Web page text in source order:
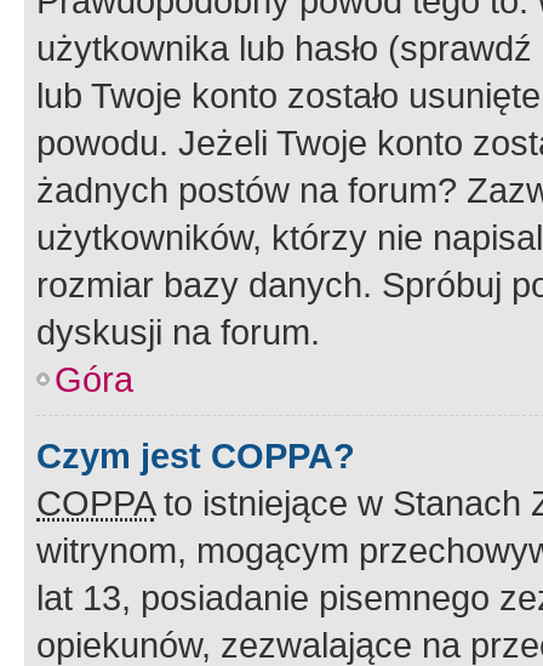
użytkownika lub hasło
lub Twoje konto zostało
powodu. Jeżeli Twoje konto
żadnych postów na forum?
użytkowników, którzy nie
rozmiar bazy danych. Spróbuj
dyskusji na forum.
Góra
Czym jest COPPA?
COPPAto istniejące w Stanach
witrynom, mogącym
lat 13, posiadanie pisemnego
opiekunów, zezwalające na